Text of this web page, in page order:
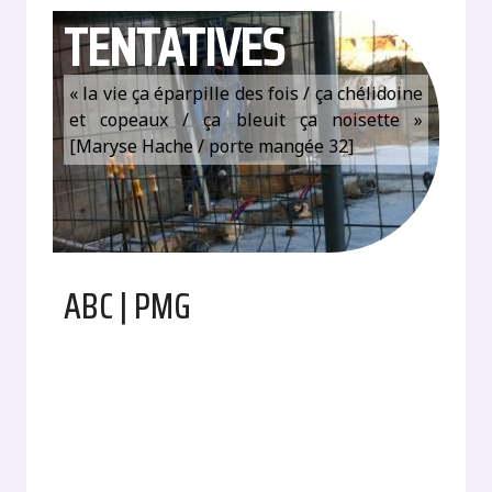
TENTATIVES
« la vie ça éparpille des fois / ça chélidoine
et copeaux / ça bleuit ça noisette »
[Maryse Hache / porte mangée 32]
ABC | PMG